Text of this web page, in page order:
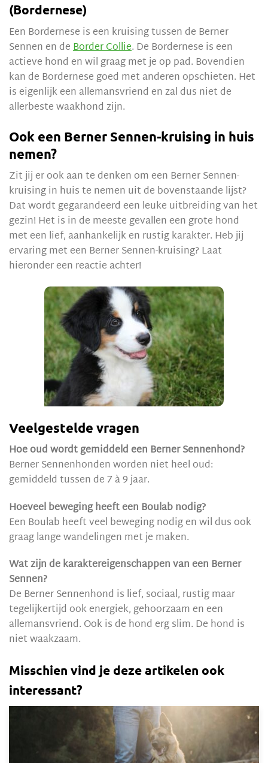
(Bordernese)
Een Bordernese is een kruising tussen de Berner
Sennen en deBorder Collie. De Bordernese is een
actieve hond en wil graag met je op pad. Bovendien
kan de Bordernese goed met anderen opschieten. Het
is eigenlijk een allemansvriend en zal dus niet de
allerbeste waakhond zijn.
Ook een Berner Sennen-kruising in huis
nemen?
Zit jij er ook aan te denken om een Berner Sennen-
kruising in huis te nemen uit de bovenstaande lijst?
Dat wordt gegarandeerd een leuke uitbreiding van het
gezin! Het is in de meeste gevallen een grote hond
met een lief, aanhankelijk en rustig karakter. Heb jij
ervaring met een Berner Sennen-kruising? Laat
hieronder een reactie achter!
Veelgestelde vragen
Hoe oud wordt gemiddeld een Berner Sennenhond?
Berner Sennenhonden worden niet heel oud:
gemiddeld tussen de 7 à 9 jaar.
Hoeveel beweging heeft een Boulab nodig?
Een Boulab heeft veel beweging nodig en wil dus ook
graag lange wandelingen met je maken.
Wat zijn de karaktereigenschappen van een Berner
Sennen?
De Berner Sennenhond is lief, sociaal, rustig maar
tegelijkertijd ook energiek, gehoorzaam en een
allemansvriend. Ook is de hond erg slim. De hond is
niet waakzaam.
Misschien vind je deze artikelen ook
interessant?